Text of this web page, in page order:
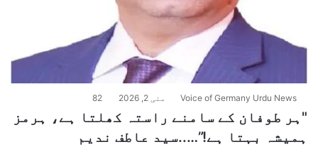
Voice of Germany Urdu News مئی 2, 2026 82
"ہر طوفان کے سامنے راستہ کھلتا ہے، ہرمز
ہمیشہ بہتا ہے!”…..سید عاطف ندیم